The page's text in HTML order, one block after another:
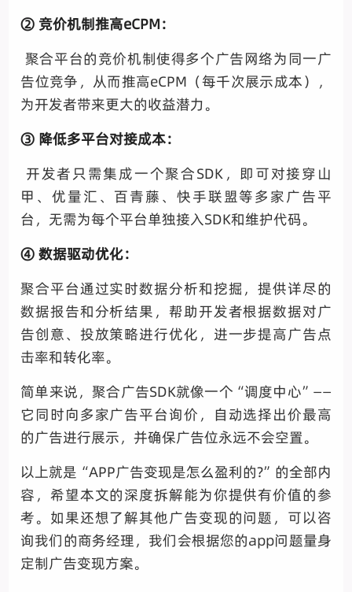
② 竞价机制推高eCPM：
聚合平台的竞价机制使得多个广告网络为同一广
告位竞争，从而推高eCPM（每千次展示成本），
为开发者带来更大的收益潜力。
③ 降低多平台对接成本：
开发者只需集成一个聚合SDK，即可对接穿山
甲、优量汇、百青藤、快手联盟等多家广告平
台，无需为每个平台单独接入SDK和维护代码。
④ 数据驱动优化：
聚合平台通过实时数据分析和挖掘，提供详尽的
数据报告和分析结果，帮助开发者根据数据对广
告创意、投放策略进行优化，进一步提高广告点
击率和转化率。
简单来说，聚合广告SDK就像一个“调度中心”——
它同时向多家广告平台询价，自动选择出价最高
的广告进行展示，并确保广告位永远不会空置。
以上就是“APP广告变现是怎么盈利的?”的全部内
容，希望本文的深度拆解能为你提供有价值的参
考。如果还想了解其他广告变现的问题，可以咨
询我们的商务经理，我们会根据您的app问题量身
定制广告变现方案。